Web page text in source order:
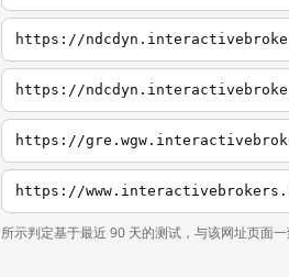
https://
https://
https://
https://
所示判定基于最近 90 天的测试，与该网址页面一